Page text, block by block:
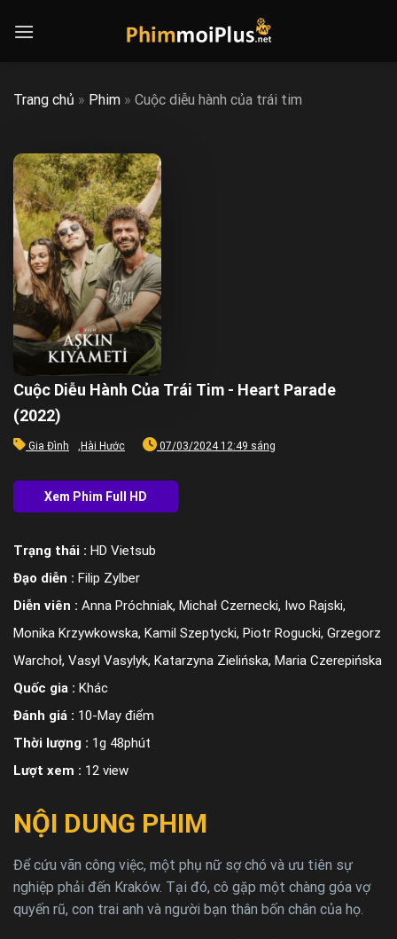
Trang chủ » Phim » Cuộc diễu hành của trái tim
Cuộc Diễu Hành Của Trái Tim - Heart Parade
(2022)
Gia Đình , Hài Hước 07/03/2024 12:49 sáng
Trạng thái : HD Vietsub
Đạo diễn : Filip Zylber
Diễn viên : Anna Próchniak, Michał Czernecki, Iwo Rajski,
Monika Krzywkowska, Kamil Szeptycki, Piotr Rogucki, Grzegorz
Warchoł, Vasyl Vasylyk, Katarzyna Zielińska, Maria Czerepińska
Quốc gia : Khác
Đánh giá : 10-May điểm
Thời lượng : 1g 48phút
Lượt xem : 12 view
NỘI DUNG PHIM
Để cứu vãn công việc, một phụ nữ sợ chó và ưu tiên sự
nghiệp phải đến Kraków. Tại đó, cô gặp một chàng góa vợ
quyến rũ, con trai anh và người bạn thân bốn chân của họ.